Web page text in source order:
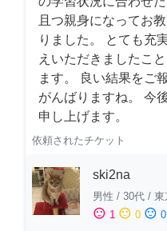
且つ親身になってお
りました。 とても充
えいただきましたこ
ます。 良い結果をご
がんばりますね。 今
申し上げます。
依頼されたチケット
ski2na
男性 / 30代 / 東
sentiment_satisfied 1 sentiment_neutral 0 sentiment_dissatisfied 0